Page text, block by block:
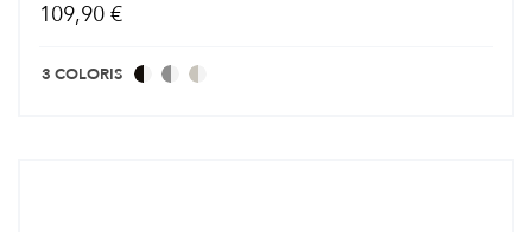
109,90 €
3 COLORIS